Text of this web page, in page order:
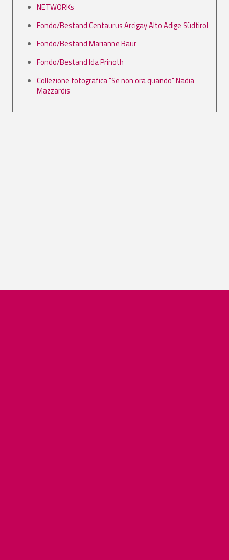
NETWORKs
Fondo/Bestand Centaurus Arcigay Alto Adige Südtirol
Fondo/Bestand Marianne Baur
Fondo/Bestand Ida Prinoth
Collezione fotografica "Se non ora quando" Nadia
Mazzardis